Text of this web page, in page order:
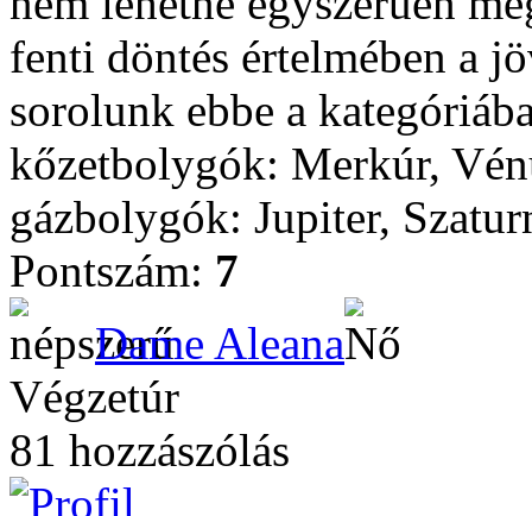
fenti döntés értelmében a
sorolunk ebbe a
kőzetbolygók: Merkúr,
gázbolygók: Jupiter,
Pontszám: 7
Dame Aleana
Végzetúr
81 hozzászólás